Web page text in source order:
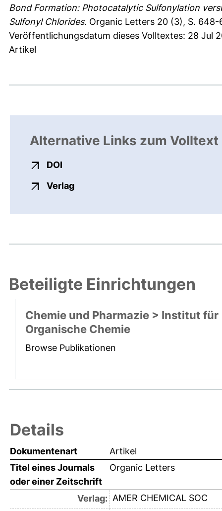
Bond Formation: Photocatalytic Sulfonylation
Sulfonyl Chlorides. Organic Letters 20 (3), S. 648-
Veröffentlichungsdatum dieses Volltextes: 28 Jul
Artikel
Alternative Links zum Volltext
DOI
Verlagexterner Link, öffnet neues
Beteiligte Einrichtungen
Chemie und Pharmazie > Institut für
Organische Chemie
Browse Publikationen
Details
Dokumentenart
Artikel
Titel eines Journals
oder einer Zeitschrift
Organic Letters
Verlag: AMER CHEMICAL SOC